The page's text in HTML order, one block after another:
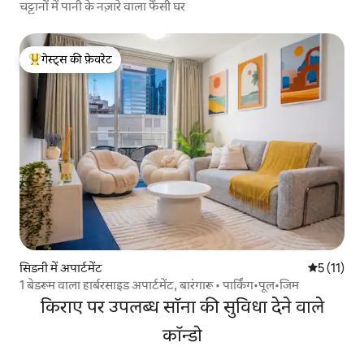
चट्टानों में पानी के नज़ारे वाला फैंसी घर
गेस्ट्स का टॉप फ़ेवरेट
गेस्ट्स की फ़ेवरेट
सिडनी में अपार्टमेंट औसत रेटिंग
5 (11)
1 बेडरूम वाला हार्बरसाइड अपार्टमेंट, बारंगारू • पार्किंग•पूल•जिम
किराए पर उपलब्ध सॉना की सुविधा देने वाले
कॉन्डो